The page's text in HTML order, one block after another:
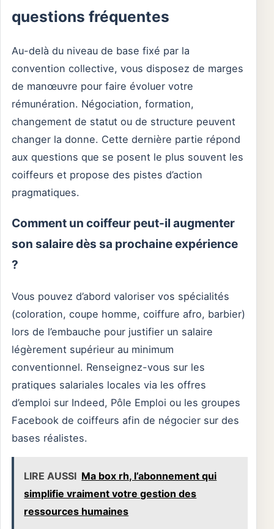
questions fréquentes
Au-delà du niveau de base fixé par la
convention collective, vous disposez de marges
de manœuvre pour faire évoluer votre
rémunération. Négociation, formation,
changement de statut ou de structure peuvent
changer la donne. Cette dernière partie répond
aux questions que se posent le plus souvent les
coiffeurs et propose des pistes d’action
pragmatiques.
Comment un coiffeur peut-il augmenter
son salaire dès sa prochaine expérience
?
Vous pouvez d’abord valoriser vos spécialités
(coloration, coupe homme, coiffure afro, barbier)
lors de l’embauche pour justifier un salaire
légèrement supérieur au minimum
conventionnel. Renseignez-vous sur les
pratiques salariales locales via les offres
d’emploi sur Indeed, Pôle Emploi ou les groupes
Facebook de coiffeurs afin de négocier sur des
bases réalistes.
LIRE AUSSI Ma box rh, l’abonnement qui
simplifie vraiment votre gestion des
ressources humaines